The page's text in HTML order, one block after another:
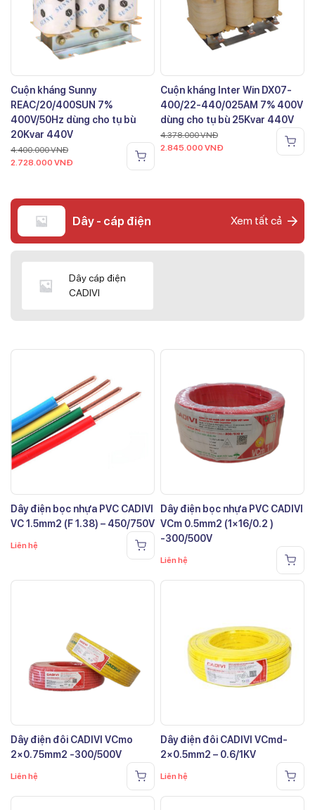
Cuộn kháng Sunny
REAC/20/400SUN 7%
400V/50Hz dùng cho tụ bù
20Kvar 440V
4.400.000VNĐ
2.728.000 VNĐ
Cuộn kháng Inter Win DX07-
400/22-440/025AM 7% 400V
dùng cho tụ bù 25Kvar 440V
4.378.000VNĐ
2.845.000 VNĐ
Dây - cáp điện Xem tất cả
Dây cáp điện
CADIVI
Dây điện bọc nhựa PVC CADIVI
VC 1.5mm2 (F 1.38) – 450/750V
Liên hệ
Dây điện bọc nhựa PVC CADIVI
VCm 0.5mm2 (1×16/0.2 )
-300/500V
Liên hệ
Dây điện đôi CADIVI VCmo
2×0.75mm2 -300/500V
Liên hệ
Dây điện đôi CADIVI VCmd-
2×0.5mm2 – 0.6/1KV
Liên hệ